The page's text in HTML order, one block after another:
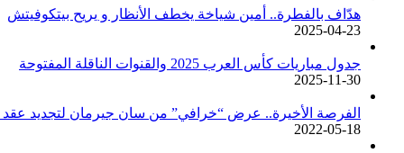
هدّاف بالفطرة.. أمين شياخة يخطف الأنظار و يريح بيتكوفيتش
2025-04-23
جدول مباريات كأس العرب 2025 والقنوات الناقلة المفتوحة
2025-11-30
الفرصة الأخيرة.. عرض “خرافي” من سان جيرمان لتجديد عقد
2022-05-18